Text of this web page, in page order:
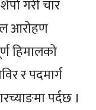
गरी चार
आरोहण
हिमालको
र पदमार्ग
पर्दछ ।